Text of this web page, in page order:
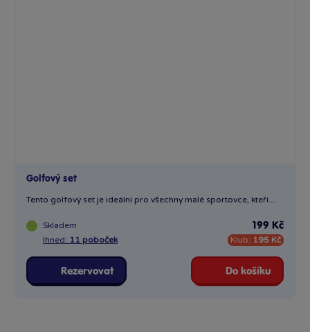
Golfový set
Tento golfový set je ideální pro všechny malé sportovce, kteří...
Skladem
Ihned: 11 poboček
199 Kč
Klub: 195 Kč
Rezervovat Do košíku